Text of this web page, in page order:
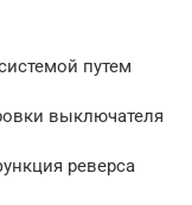
путем
выключателя
реверса